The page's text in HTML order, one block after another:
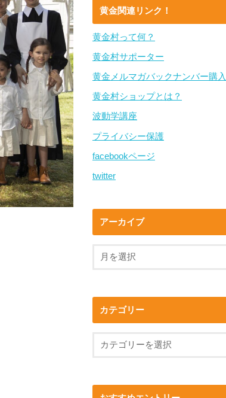
黄金関連リンク！
黄金村って何？
黄金村サポーター
黄金メルマガバックナンバー購入
黄金村ショップとは？
波動学講座
プライバシー保護
facebookページ
twitter
アーカイブ
カテゴリー